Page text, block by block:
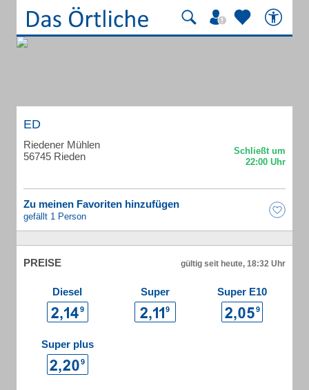
ED
Riedener Mühlen
56745 Rieden
Zu meinen Favoriten hinzufügen
gefällt 1 Person
PREISE gültig seit heute, 18:32 Uhr
Diesel Super Super E10
Super plus